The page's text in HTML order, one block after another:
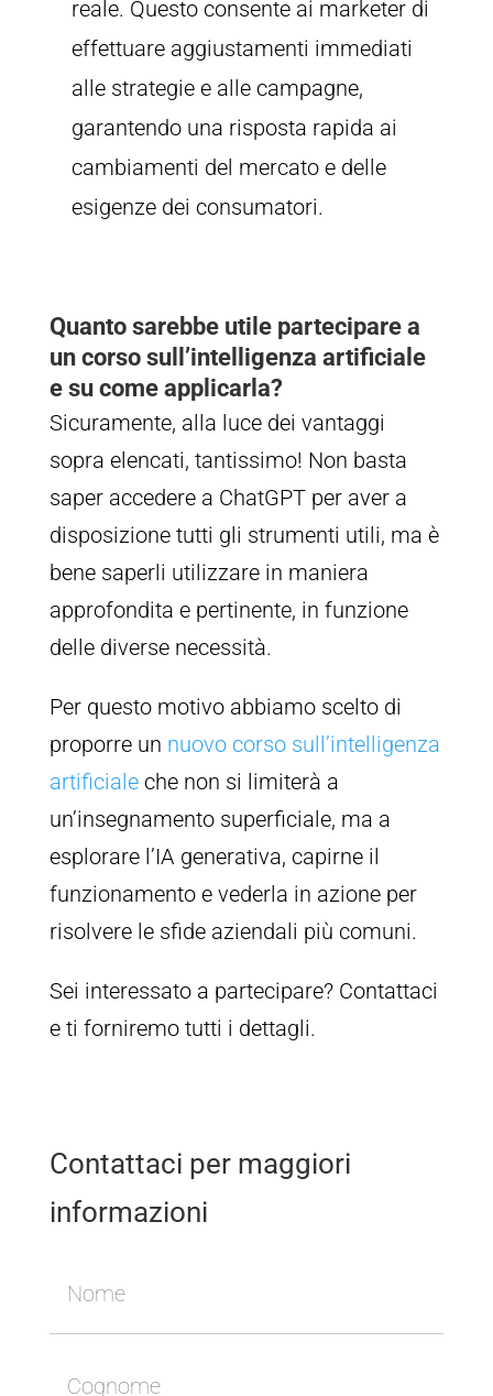
reale. Questo consente ai marketer di
effettuare aggiustamenti immediati
alle strategie e alle campagne,
garantendo una risposta rapida ai
cambiamenti del mercato e delle
esigenze dei consumatori.
Quanto sarebbe utile partecipare a
un corso sull’intelligenza artificiale
e su come applicarla?
Sicuramente, alla luce dei vantaggi
sopra elencati, tantissimo! Non basta
saper accedere a ChatGPT per aver a
disposizione tutti gli strumenti utili, ma è
bene saperli utilizzare in maniera
approfondita e pertinente, in funzione
delle diverse necessità.
Per questo motivo abbiamo scelto di
proporre un nuovo corso sull’intelligenza
artificialeche non si limiterà a
un’insegnamento superficiale, ma a
esplorare l’IA generativa, capirne il
funzionamento e vederla in azione per
risolvere le sfide aziendali più comuni.
Sei interessato a partecipare? Contattaci
e ti forniremo tutti i dettagli.
Contattaci per maggiori
informazioni